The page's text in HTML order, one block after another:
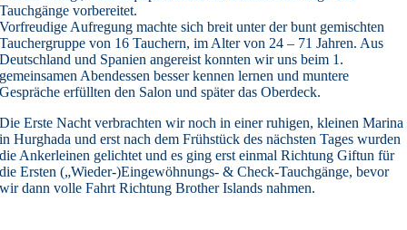
Tauchgänge vorbereitet.
Vorfreudige Aufregung machte sich breit unter der bunt gemischten
Tauchergruppe von 16 Tauchern, im Alter von 24 – 71 Jahren. Aus
Deutschland und Spanien angereist konnten wir uns beim 1.
gemeinsamen Abendessen besser kennen lernen und muntere
Gespräche erfüllten den Salon und später das Oberdeck.
Die Erste Nacht verbrachten wir noch in einer ruhigen, kleinen Marina
in Hurghada und erst nach dem Frühstück des nächsten Tages wurden
die Ankerleinen gelichtet und es ging erst einmal Richtung Giftun für
die Ersten („Wieder-)Eingewöhnungs- & Check-Tauchgänge, bevor
wir dann volle Fahrt Richtung Brother Islands nahmen.